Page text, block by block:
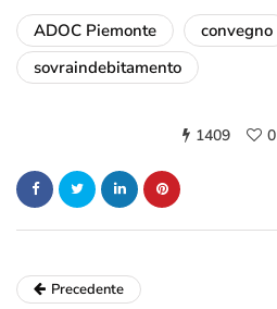
ADOC Piemonte convegno
sovraindebitamento
1409 0
Precedente